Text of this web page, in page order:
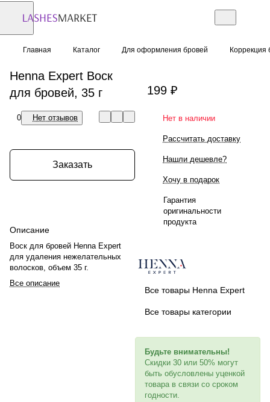
Главная Каталог Для оформления бровей Коррекция
Henna Expert Воск
для бровей, 35 г
0 Нет отзывов
Заказать
Описание
Воск для бровей Henna Expert
для удаления нежелательных
волосков, объем 35 г.
Все описание
199 ₽
Нет в наличии
Рассчитать доставку
Нашли дешевле?
Хочу в подарок
Гарантия
оригинальности
продукта
Все товары Henna Expert
Все товары категории
Будьте внимательны!
Скидки 30 или 50% могут
быть обусловлены уценкой
товара в связи со сроком
годности.